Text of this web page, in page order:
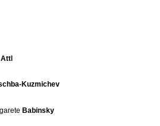
Attl
Kuzmichev
Babinsky